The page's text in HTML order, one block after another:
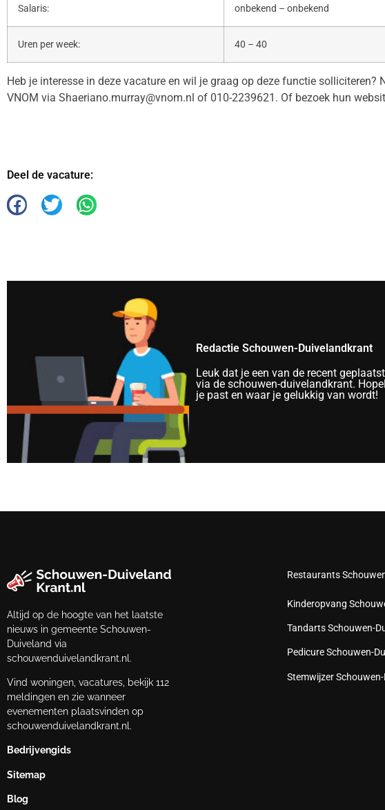
Salaris: onbekend – onbekend
Uren per week: 40 – 40
Heb je interesse in deze vacature en wil je graag op deze functie solliciteren?
VNOM via Shaeriano.murray@vnom.nl of 010-2239621. Of bezoek hun
Deel de vacature:
Redactie Schouwen-Duivelandkrant
Leuk dat je een van de recent
via de schouwen-duivelandkrant.
je past en waar je gelukkig van wordt!
Altijd op de hoogte van het laatste
nieuws in gemeente Schouwen-
Duiveland via
schouwenduivelandkrant.nl.
Vind woningen, vacatures, bekijk 112
meldingen en zie wanneer
evenementen plaatsvinden op
schouwenduivelandkrant.nl.
Bedrijvengids
Sitemap
Blog
Restaurants
Kinderopvang
Tandarts Schouwen-
Pedicure Schouwen-
Stemwijzer